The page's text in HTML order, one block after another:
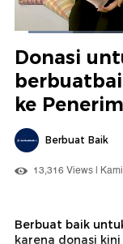
Dimuat:
Donasi
ke
Berbuat Baik
13,316 Views |
Berbuat baik
karena donasi